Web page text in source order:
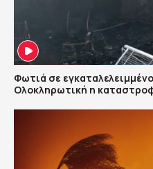
Φωτιά σε
Ολοκληρωτική η